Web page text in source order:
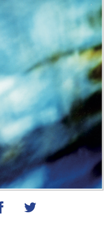
שיתוף באמצעות
שיתוף בפייסבוק